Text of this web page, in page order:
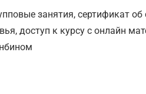
занятия, сертификат об
доступ к курсу с онлайн